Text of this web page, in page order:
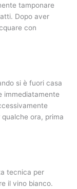
tamponare
Dopo aver
con
si è fuori casa
immediatamente
ora, prima
tecnica per
il vino bianco.